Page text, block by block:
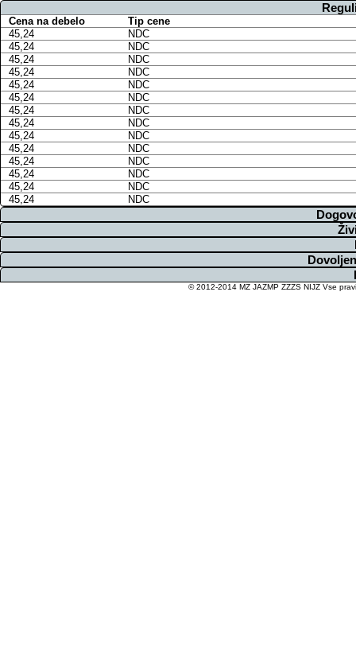
Cena na debelo
Tip cene
45,24
NDC
45,24
NDC
45,24
NDC
45,24
NDC
45,24
NDC
45,24
NDC
45,24
NDC
45,24
NDC
45,24
NDC
45,24
NDC
45,24
NDC
45,24
NDC
45,24
NDC
45,24
NDC
© 2012-2014 MZ JAZMP ZZZS NIJZ Vse